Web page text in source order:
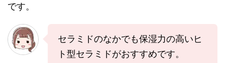
です。
セラミドのなかでも保湿力の高いヒ
ト型セラミドがおすすめです。